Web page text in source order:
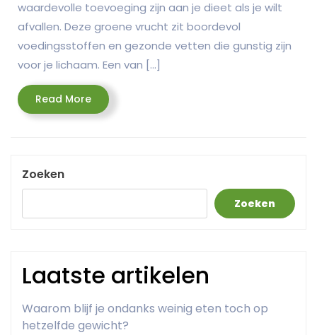
waardevolle toevoeging zijn aan je dieet als je wilt
afvallen. Deze groene vrucht zit boordevol
voedingsstoffen en gezonde vetten die gunstig zijn
voor je lichaam. Een van […]
Read MoreRead
More
Zoeken
Zoeken
Laatste artikelen
Waarom blijf je ondanks weinig eten toch op
hetzelfde gewicht?